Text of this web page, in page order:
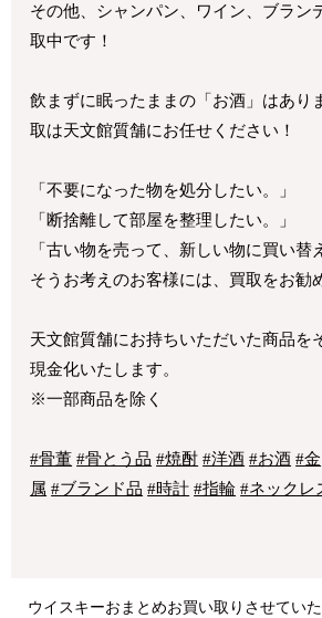
その他、シャンパン、ワイン、ブラン
取中です！
飲まずに眠ったままの「お酒」はあり
取は天文館質舗にお任せください！
「不要になった物を処分したい。」
「断捨離して部屋を整理したい。」
「古い物を売って、新しい物に買い替
そうお考えのお客様には、買取をお勧
天文館質舗にお持ちいただいた商品を
現金化いたします。
※一部商品を除く
#骨董 #骨とう品 #焼酎 #洋酒 #お酒 #金
属 #ブランド品 #時計 #指輪 #ネックレ
ウイスキーおまとめお買い取りさせてい